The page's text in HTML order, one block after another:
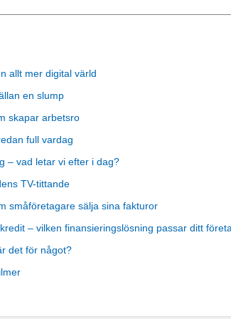
allt mer digital värld
en slump
skapar arbetsro
full vardag
– vad letar vi efter i dag?
TV-tittande
småföretagare sälja sina fakturor
– vilken finansieringslösning passar ditt
det för något?